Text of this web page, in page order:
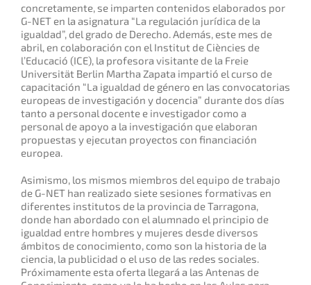
concretamente, se imparten contenidos elaborados por
G-NET en la asignatura “La regulación jurídica de la
igualdad”, del grado de Derecho. Además, este mes de
abril, en colaboración con el Institut de Ciències de
l’Educació (ICE), la profesora visitante de la Freie
Universität Berlin Martha Zapata impartió el curso de
capacitación “La igualdad de género en las convocatorias
europeas de investigación y docencia” durante dos días
tanto a personal docente e investigador como a
personal de apoyo a la investigación que elaboran
propuestas y ejecutan proyectos con financiación
europea.
Asimismo, los mismos miembros del equipo de trabajo
de G-NET han realizado siete sesiones formativas en
diferentes institutos de la provincia de Tarragona,
donde han abordado con el alumnado el principio de
igualdad entre hombres y mujeres desde diversos
ámbitos de conocimiento, como son la historia de la
ciencia, la publicidad o el uso de las redes sociales.
Próximamente esta oferta llegará a las Antenas de